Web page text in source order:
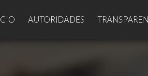
AUTORIDADES